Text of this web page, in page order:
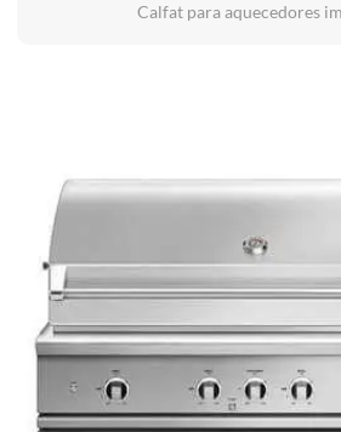
Calfat para aquecedores